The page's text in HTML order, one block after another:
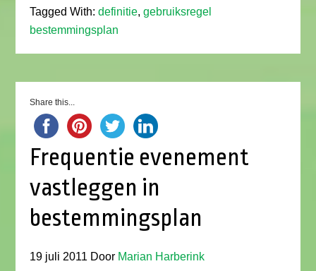
Tagged With:definitie,gebruiksregel
bestemmingsplan
Share this...
Frequentie evenement
vastleggen in
bestemmingsplan
19 juli 2011 Door Marian Harberink